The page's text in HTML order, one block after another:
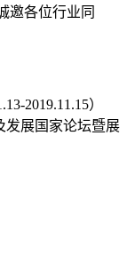
邀各位行业同
2019.11.15）
发展国家论坛暨展